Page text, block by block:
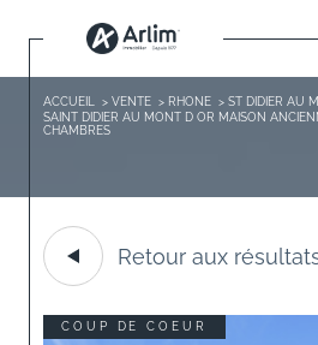
ACCUEIL VENTE RHONE ST DIDIER AU
SAINT DIDIER AU MONT D OR MAISON
CHAMBRES
Retour aux
COUP DE COEUR